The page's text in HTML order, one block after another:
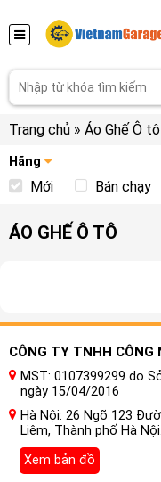
Trang chủ » Áo Ghế Ô tô
Hãng
Mới Bán chạy
ÁO GHẾ Ô TÔ
CÔNG TY TNHH CÔNG
MST: 0107399299 do
ngày 15/04/2016
Hà Nội: 26 Ngõ 123
Liêm, Thành phố Hà Nội.
Xem bản đồ